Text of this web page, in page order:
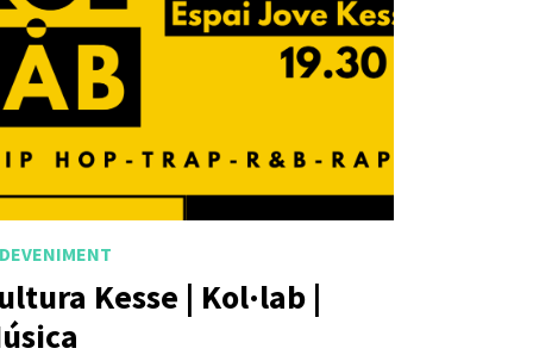
Kesse | Kol·lab |